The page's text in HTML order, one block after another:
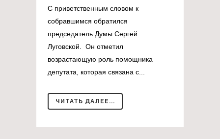
С приветственным словом к
собравшимся обратился
председатель Думы Сергей
Луговской. Он отметил
возрастающую роль помощника
депутата, которая связана с...
ЧИТАТЬ ДАЛЕЕ...